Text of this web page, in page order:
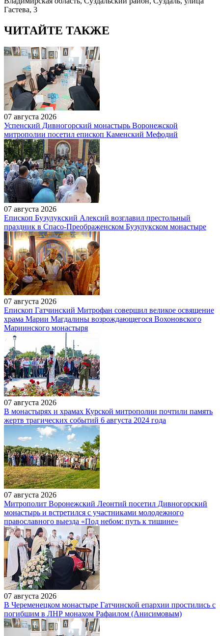
Гастева, 3
ЧИТАЙТЕ ТАКЖЕ
07 августа 2026
Успенский Дивногорский монастырь Воронежской
митрополии посетил епископ Каменский Мефодий
07 августа 2026
Епископ Бузулукский Алексий возглавил престольный
праздник в Спасо-Преображенском Бузулукском монастыре
07 августа 2026
Епископ Гатчинский Митрофан совершил великое освящение
храма Марии Магдалины возрождающегося Вохоновского
Мариинского монастыря
07 августа 2026
В монастырях и храмах Курской митрополии почтили память
жертв трагических событий 6 августа 2024 года
07 августа 2026
Митрополит Воронежский Леонтий посетил Дивногорский
монастырь и встретился с участниками молодежного
православного выезда «Под небом: путь к тишине»
07 августа 2026
В Череменецком монастыре Гатчинской епархии простились с
погибшим в ЛНР монахом Рафаилом (Анисимовым)